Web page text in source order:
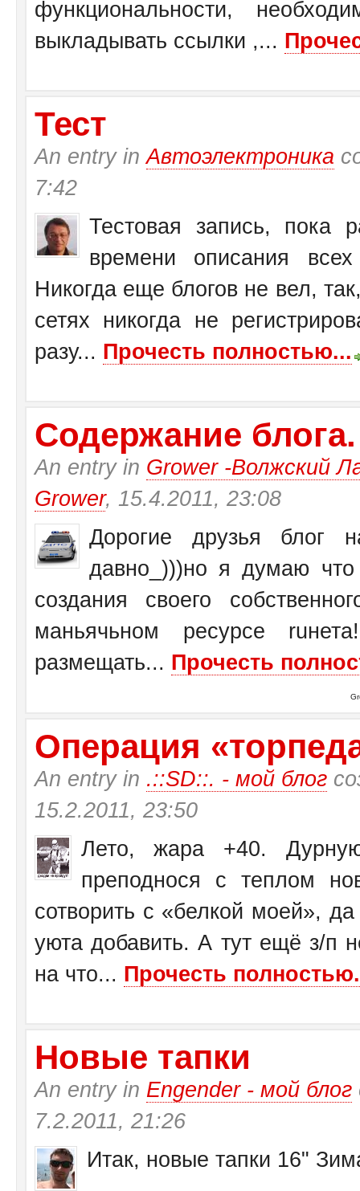
функциональности,
выкладывать ссылки ,...
Тест
An entry inАвтоэлектроника
7:42
Тестовая запись, пока
времени описания
Никогда еще блогов не вел,
сетях никогда не
разу... Прочесть полностью...
Содержание блога.
An entry in Grower -Волжский
Grower, 15.4.2011, 23:08
Дорогие друзья блог
давно_)))но я думаю
создания своего
маньячьном ресурсе
размещать... Прочесть
Операция
An entry in .::SD::. - мой блог
15.2.2011, 23:50
Лето, жара +40.
преподнося с теплом
сотворить с «белкой моей»,
уюта добавить. А тут ещё з/п
на что... Прочесть
Новые тапки
An entry in Engender - мой блог
7.2.2011, 21:26
Итак, новые тапки 16"